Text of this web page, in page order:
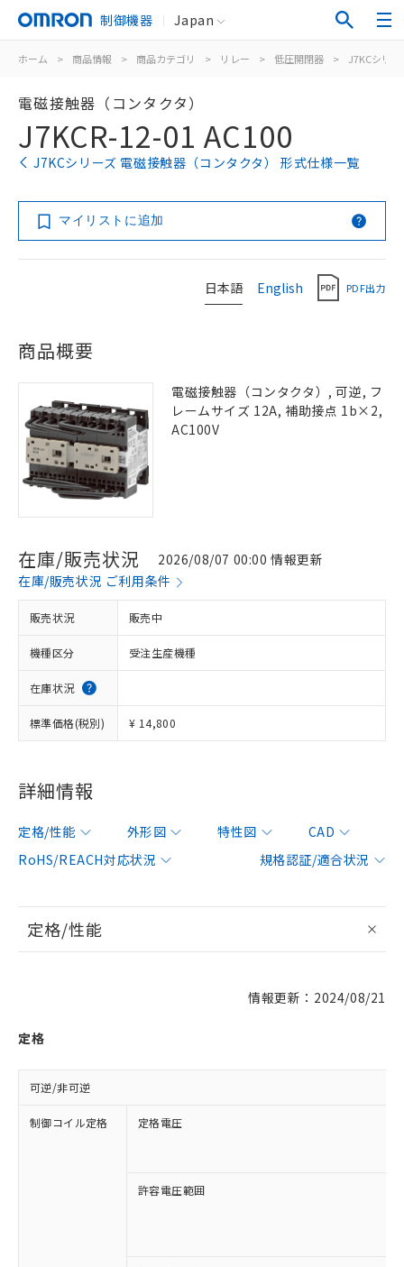
制御機器 Japan
ホーム > 商品情報 > 商品カテゴリ > リレー > 低圧開閉器 > J7KCシリー
電磁接触器（コンタクタ）
J7KCR-12-01 AC100
J7KCシリーズ 電磁接触器（コンタクタ） 形式仕様一覧
マイリストに追加
日本語 English PDF出力
商品概要
電磁接触器（コンタクタ）, 可逆, フ
レームサイズ 12A, 補助接点 1b×2,
AC100V
在庫/販売状況
2026/08/07 00:00 情報更新
在庫/販売状況 ご利用条件
販売状況 販売中
機種区分 受注生産機種
在庫状況
標準価格(税別) ¥ 14,800
詳細情報
定格/性能 外形図 特性図
CAD
RoHS/REACH対応状況
規格認証/適合状況
定格/性能
情報更新：2024/08/21
定格
可逆/非可逆
制御コイル定格 定格電圧
許容電圧範囲